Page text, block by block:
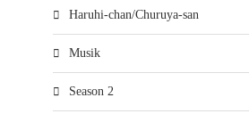
Haruhi-chan/Churuya-san
Musik
Season 2